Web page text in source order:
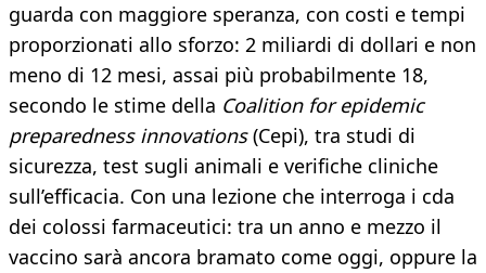
guarda con maggiore speranza, con costi e tempi
proporzionati allo sforzo: 2 miliardi di dollari e non
meno di 12 mesi, assai più probabilmente 18,
secondo le stime della Coalition for epidemic
preparedness innovations(Cepi), tra studi di
sicurezza, test sugli animali e verifiche cliniche
sull’efficacia. Con una lezione che interroga i cda
dei colossi farmaceutici: tra un anno e mezzo il
vaccino sarà ancora bramato come oggi, oppure la